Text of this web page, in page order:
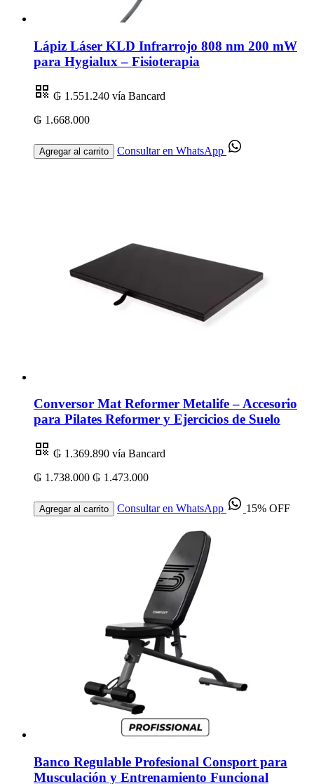
Lápiz Láser KLD Infrarrojo 808 nm 200 mW
para Hygialux – Fisioterapia
₲ 1.551.240 vía Bancard
₲ 1.668.000
Agregar al carrito Consultar en WhatsApp
Conversor Mat Reformer Metalife – Accesorio
para Pilates Reformer y Ejercicios de Suelo
₲ 1.369.890 vía Bancard
₲ 1.738.000 ₲ 1.473.000
Agregar al carrito Consultar en WhatsApp 15% OFF
Banco Regulable Profesional Consport para
Musculación y Entrenamiento Funcional